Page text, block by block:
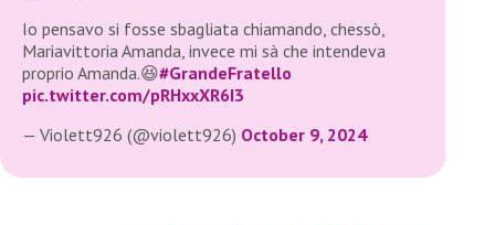
Io pensavo si fosse sbagliata chiamando, chessò,
Mariavittoria Amanda, invece mi sà che intendeva
proprio Amanda.😆#GrandeFratello
pic.twitter.com/pRHxxXR6I3
— Violett926 (@violett926) October 9, 2024